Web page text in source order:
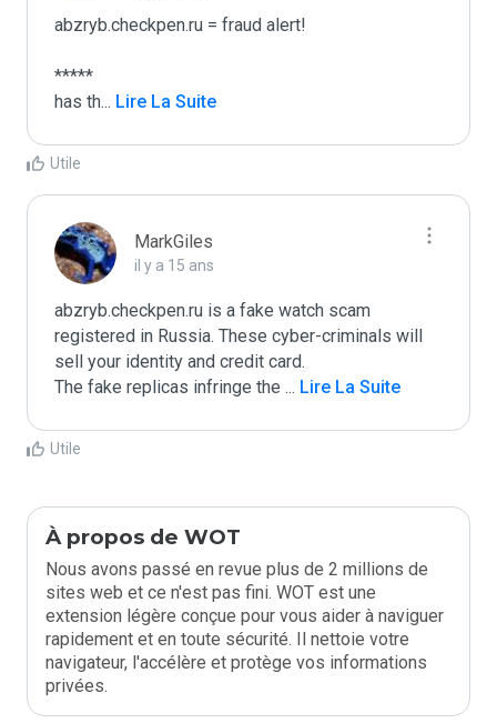
abzryb.checkpen.ru = fraud alert!
*****
has th... Lire La Suite
Utile
MarkGiles
il y a 15 ans
abzryb.checkpen.ru is a fake watch scam
registered in Russia. These cyber-criminals will
sell your identity and credit card.
The fake replicas infringe the ... Lire La Suite
Utile
À propos de WOT
Nous avons passé en revue plus de 2 millions de
sites web et ce n'est pas fini. WOT est une
extension légère conçue pour vous aider à naviguer
rapidement et en toute sécurité. Il nettoie votre
navigateur, l'accélère et protège vos informations
privées.